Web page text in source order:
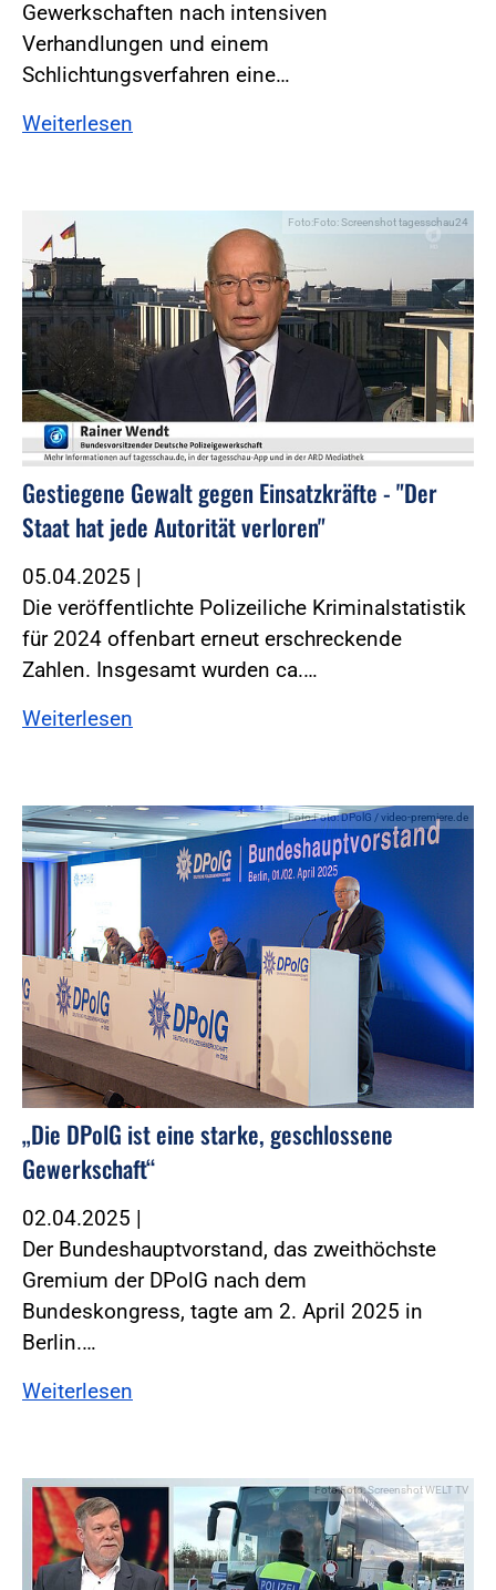
Gewerkschaften nach intensiven
Verhandlungen und einem
Schlichtungsverfahren eine…
Weiterlesen
Foto:Foto: Screenshot tagesschau24
Gestiegene Gewalt gegen Einsatzkräfte - "Der
Staat hat jede Autorität verloren"
05.04.2025 |
Die veröffentlichte Polizeiliche Kriminalstatistik
für 2024 offenbart erneut erschreckende
Zahlen. Insgesamt wurden ca.…
Weiterlesen
Foto:Foto: DPolG / video-premiere.de
„Die DPolG ist eine starke, geschlossene
Gewerkschaft“
02.04.2025 |
Der Bundeshauptvorstand, das zweithöchste
Gremium der DPolG nach dem
Bundeskongress, tagte am 2. April 2025 in
Berlin.…
Weiterlesen
Foto:Foto: Screenshot WELT TV